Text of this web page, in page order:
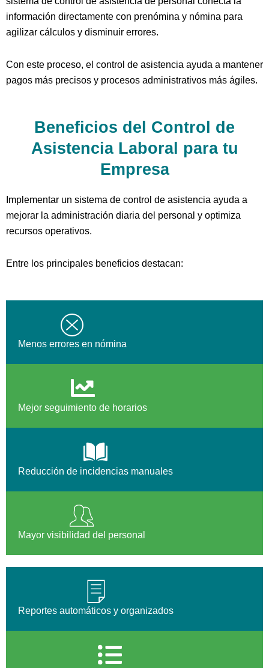
información directamente con prenómina y nómina para
agilizar cálculos y disminuir errores.
Con este proceso, el control de asistencia ayuda a mantener
pagos más precisos y procesos administrativos más ágiles.
Beneficios del Control de
Asistencia Laboral para tu
Empresa
Implementar un sistema de control de asistencia ayuda a
mejorar la administración diaria del personal y optimiza
recursos operativos.
Entre los principales beneficios destacan:
Menos errores en nómina
Mejor seguimiento de horarios
Reducción de incidencias manuales
Mayor visibilidad del personal
Reportes automáticos y organizados